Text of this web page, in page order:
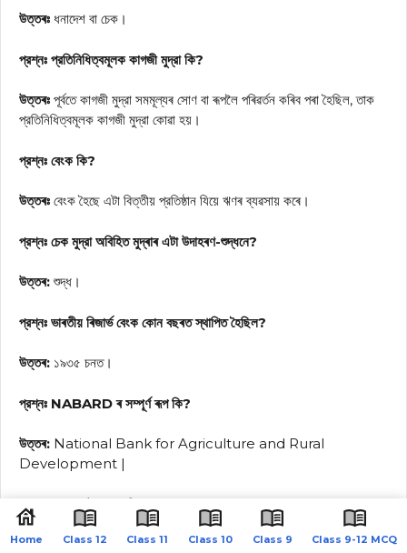
Home Class 12 Class 11 Class 10 Class 9 Class 9-12 MCQ
উত্তৰঃ ধনাদেশ বা চেক।
প্রশ্নঃ প্রতিনিধিত্বমূলক কাগজী মুদ্রা কি?
উত্তৰঃ পূৰ্বতে কাগজী মুদ্রা সমমূল্যৰ সোণ বা ৰূপলৈ পৰিৱৰ্তন কৰিব পৰা হৈছিল, তাক
প্রতিনিধিত্বমূলক কাগজী মুদ্রা কোৱা হয়।
প্রশ্নঃ বেংক কি?
উত্তৰঃ বেংক হৈছে এটা বিত্তীয় প্রতিষ্ঠান যিয়ে ঋণৰ ব্যৱসায় কৰে।
প্রশ্নঃ চেক মুদ্রা অবিহিত মুদ্ৰাৰ এটা উদাহৰণ-শুদ্ধনে?
উত্তৰ: শুদ্ধ।
প্রশ্নঃ ভাৰতীয় ৰিজার্ভ বেংক কোন বছৰত স্থাপিত হৈছিল?
উত্তৰ: ১৯৩৫ চনত।
প্রশ্নঃ NABARD ৰ সম্পূৰ্ণ ৰূপ কি?
উত্তৰ: National Bank for Agriculture and Rural
Development |
প্রশ্নঃ মুদ্ৰাৰ এটা কুফল কি?
উত্তৰ: মুদ্রাৰ বাবে মূল্যৰ উত্থান-পতন হয়।